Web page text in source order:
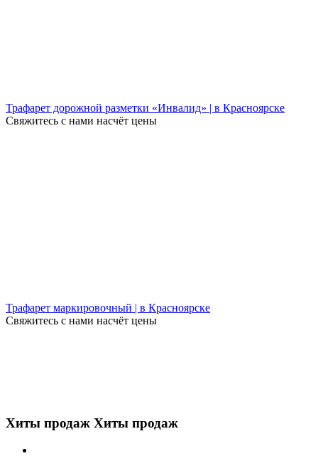
Трафарет дорожной разметки «Инвалид» | в Красноярске
Свяжитесь с нами насчёт цены
Трафарет маркировочный | в Красноярске
Свяжитесь с нами насчёт цены
Хиты продаж Хиты продаж